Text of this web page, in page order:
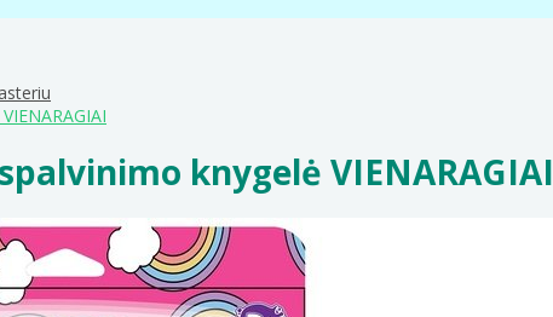
knygelė VIENARAGIAI